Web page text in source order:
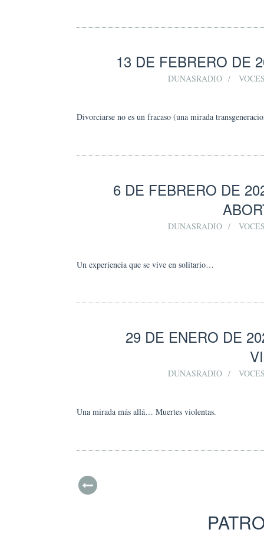
13 DE FEBRERO DE
DUNASRADIO
Divorciarse no es un fracaso (una mirada
6 DE FEBRERO DE
DUNASRADIO
Un experiencia que se vive en solitario…
29 DE ENERO DE
DUNASRADIO
Una mirada más allá… Muertes violentas.